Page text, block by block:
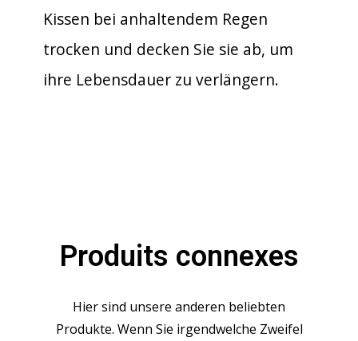
Kissen bei anhaltendem Regen
trocken und decken Sie sie ab, um
ihre Lebensdauer zu verlängern.
Produits connexes
Hier sind unsere anderen beliebten
Produkte. Wenn Sie irgendwelche Zweifel